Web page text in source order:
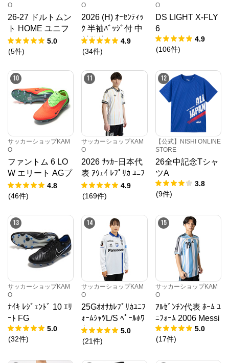
O
26-27 ドルトムン
ト HOME ユニフ
ォーム
5.0
(5件)
O
2026 (H) ｵｰｾﾝﾃｨｯ
ｸ 半袖ﾊﾞｯｼﾞ付 中
村敬斗
4.9
(34件)
O
DS LIGHT X-FLY
6
4.9
(106件)
10
サッカーショップKAM
O
ファントム 6 LO
W エリート AGプ
ロ EH
4.8
(46件)
11
サッカーショップKAM
O
2026 ｻｯｶｰ日本代
表 ｱｳｪｲ ﾚﾌﾟﾘｶ ﾕﾆﾌ
ｫｰﾑ
4.9
(169件)
12
【公式】NISHI ONLINE
STORE
26全中記念Tシャ
ツA
3.8
(9件)
13
サッカーショップKAM
O
ﾅｲｷ ﾚｼﾞｪﾝﾄﾞ 10 ｴﾘ
ｰﾄ FG
5.0
(32件)
14
サッカーショップKAM
O
25Gｵｵｻｶﾚﾌﾟﾘｶﾕﾆﾌ
ｫｰﾑｼｬﾂL/S ﾍﾟｰﾙﾎﾜ
ｲﾄ
5.0
(21件)
15
サッカーショップKAM
O
ｱﾙｾﾞﾝﾁﾝ代表 ﾎｰﾑ ﾕ
ﾆﾌｫｰﾑ 2006 Messi
5.0
(17件)
メガスポーツ公式サイト
公式ECサイト
※外部サイトが開きます
メガスポーツ公式サイト からのコメント
スポーツ・アウトドア用品ならスポーツオーソリテ
ィ。ランニング、野球、サッカー、バスケ、ライトレ
ジャーと各ブランドの新商品を多数ご紹介！